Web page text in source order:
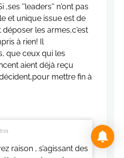
,ses ''leaders'' n'ont pas
et unique issue est de
déposer les armes,c'est
à rien! Il
que ceux qui les
aient déjà reçu
mettre fin à
raison , s’agissant des